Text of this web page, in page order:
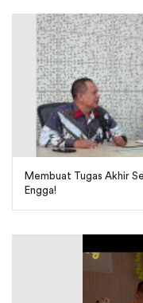
Membuat Tugas Akhir
Engga!